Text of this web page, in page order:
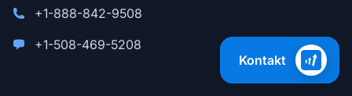
+1-888-842-9508
+1-508-469-5208
Kontakt